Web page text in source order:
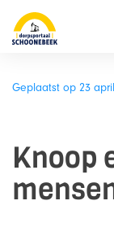
naarGeplaatst op 23
Knoop